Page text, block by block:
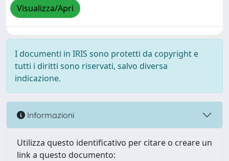
Visualizza/Apri
I documenti in IRIS sono protetti da copyright e
tutti i diritti sono riservati, salvo diversa
indicazione.
Informazioni
Utilizza questo identificativo per citare o creare un
link a questo documento: